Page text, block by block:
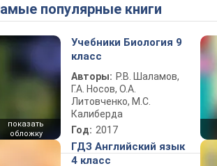
Самые популярные книги
показать
обложку
Учебники Биология 9
класс
Авторы: Р.В. Шаламов,
Г.А. Носов, О.А.
Литовченко, М.С.
Калиберда
Год: 2017
ГДЗ Английский язык
4 класс